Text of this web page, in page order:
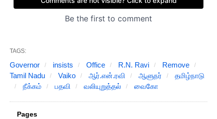
TAGS:
Governor insists Office R.N. Ravi
Remove
Tamil Nadu
Vaiko ஆர்.என்.ரவி ஆளுநர்
தமிழ்நாடு
நீக்கம்
பதவி வலியுறுத்தல் வைகோ
Pages